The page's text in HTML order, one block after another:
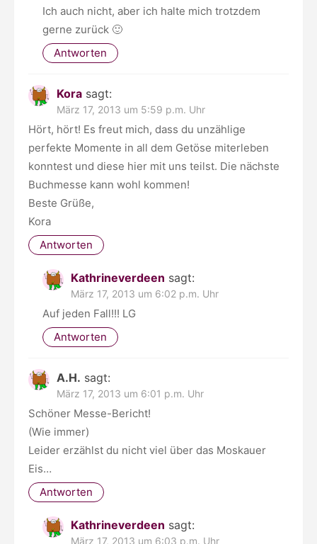
Ich auch nicht, aber ich halte mich trotzdem
gerne zurück 🙂
Antworten
Kora sagt:
März 17, 2013 um 5:59 p.m. Uhr
Hört, hört! Es freut mich, dass du unzählige
perfekte Momente in all dem Getöse miterleben
konntest und diese hier mit uns teilst. Die nächste
Buchmesse kann wohl kommen!
Beste Grüße,
Kora
Antworten
Kathrineverdeen sagt:
März 17, 2013 um 6:02 p.m. Uhr
Auf jeden Fall!!! LG
Antworten
A.H. sagt:
März 17, 2013 um 6:01 p.m. Uhr
Schöner Messe-Bericht!
(Wie immer)
Leider erzählst du nicht viel über das Moskauer
Eis…
Antworten
Kathrineverdeen sagt:
März 17, 2013 um 6:03 p.m. Uhr